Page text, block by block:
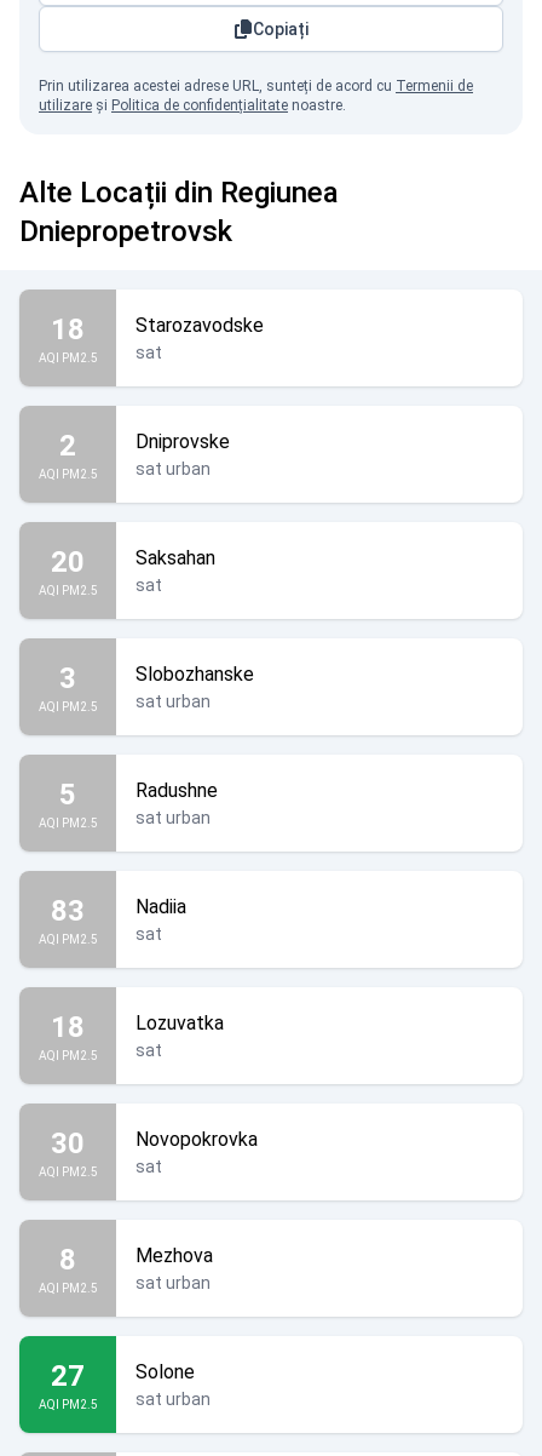
Copiați
Prin utilizarea acestei adrese URL, sunteți de acord cu Termenii de
utilizare și Politica de confidențialitate noastre.
Alte Locații din Regiunea
Dniepropetrovsk
18
AQI PM2.5
Starozavodske
sat
2
AQI PM2.5
Dniprovske
sat urban
20
AQI PM2.5
Saksahan
sat
3
AQI PM2.5
Slobozhanske
sat urban
5
AQI PM2.5
Radushne
sat urban
83
AQI PM2.5
Nadiia
sat
18
AQI PM2.5
Lozuvatka
sat
30
AQI PM2.5
Novopokrovka
sat
8
AQI PM2.5
Mezhova
sat urban
27
AQI PM2.5
Solone
sat urban